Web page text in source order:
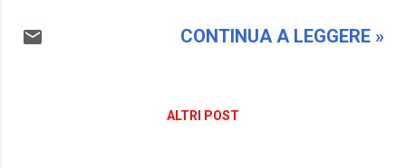
Uniti (età 78 anni e del Partito
, poi se dalla sua intervista
CONTINUA A LEGGERE »
ALTRI POST